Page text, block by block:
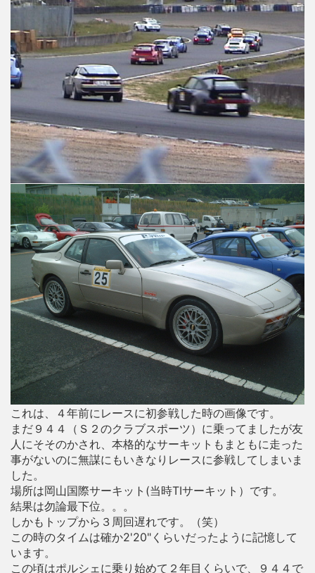
これは、４年前にレースに初参戦した時の画像です。
まだ９４４（Ｓ２のクラブスポーツ）に乗ってましたが友
人にそそのかされ、本格的なサーキットもまともに走った
事がないのに無謀にもいきなりレースに参戦してしまいま
した。
場所は岡山国際サーキット(当時TIサーキット）です。
結果は勿論最下位。。。
しかもトップから３周回遅れです。（笑）
この時のタイムは確か2'20"くらいだったように記憶して
います。
この頃はポルシェに乗り始めて２年目くらいで、９４４で